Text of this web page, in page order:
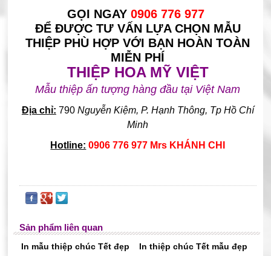
GỌI NGAY0906 776 977
ĐỂ ĐƯỢC TƯ VẤN LỰA CHỌN MẪU
THIỆP PHÙ HỢP VỚI BẠN HOÀN TOÀN
MIỄN PHÍ
THIỆP HOA MỸ VIỆT
Mẫu thiệp ấn tượng hàng đầu tại Việt Nam
Địa chỉ: 790Nguyễn Kiệm, P. Hạnh Thông, Tp Hồ Chí
Minh
Hotline: 0906 776 977 Mrs KHÁNH CHI
Sản phẩm liên quan
In mẫu thiệp chúc Tết đẹp In thiệp chúc Tết mẫu đẹp